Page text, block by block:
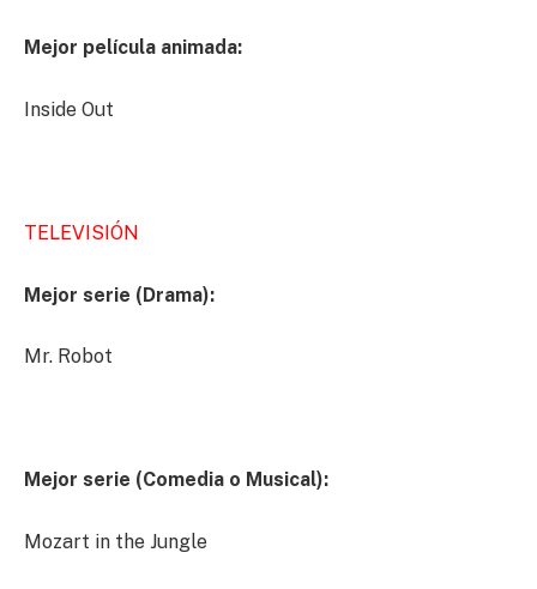
Mejor película animada:
Inside Out
TELEVISIÓN
Mejor serie (Drama):
Mr. Robot
Mejor serie (Comedia o Musical):
Mozart in the Jungle